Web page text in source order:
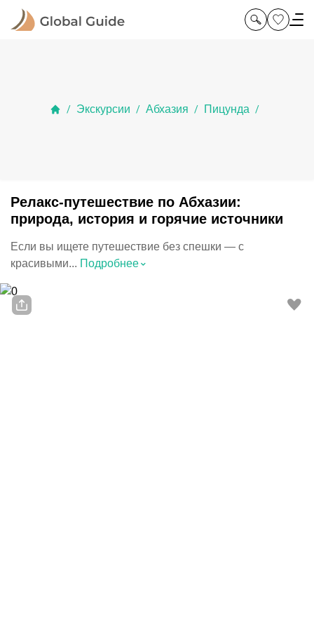
/ Экскурсии / Абхазия / Пицунда /
Релакс-путешествие по Абхазии:
природа, история и горячие источники
Если вы ищете путешествие без спешки — с
красивыми... Подробнее⌃